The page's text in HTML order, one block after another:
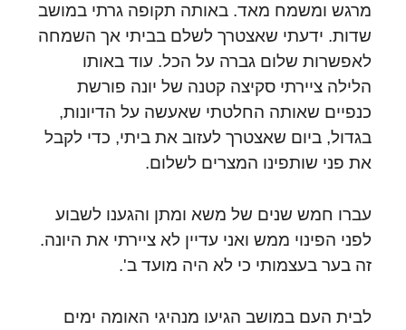
מרגש ומשמח מאד. באותה תקופה גרתי במושב
שדות. ידעתי שאצטרך לשלם בביתי אך השמחה
לאפשרות שלום גברה על הכל. עוד באותו
הלילה ציירתי סקיצה קטנה של יונה פורשת
כנפיים שאותה החלטתי שאעשה על הדיונות,
בגדול, ביום שאצטרך לעזוב את ביתי, כדי לקבל
את פני שותפינו המצרים לשלום.
עברו חמש שנים של משא ומתן והגענו לשבוע
לפני הפינוי ממש ואני עדיין לא ציירתי את היונה.
זה בער בעצמותי כי לא היה מועד ב'.
לבית העם במושב הגיעו מנהיגי האומה ימים